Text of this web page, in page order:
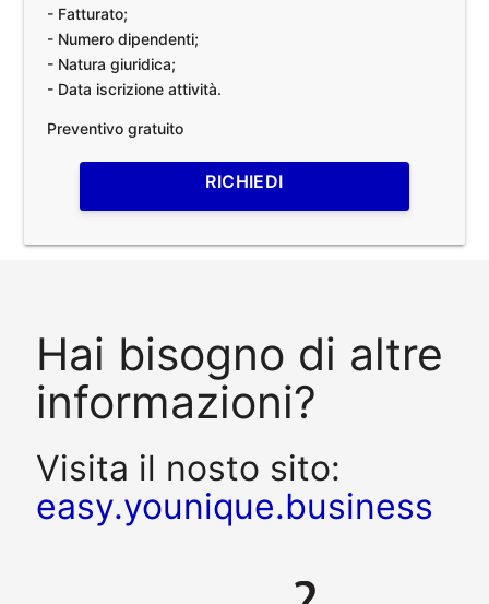
- Fatturato;
- Numero dipendenti;
- Natura giuridica;
- Data iscrizione attività.
Preventivo gratuito
RICHIEDI
Hai bisogno di altre
informazioni?
Visita il nosto sito:
easy.younique.business